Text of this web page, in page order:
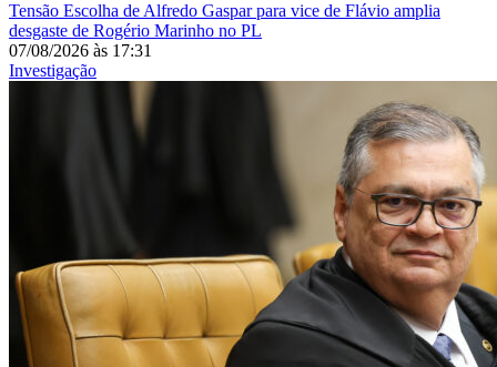
Tensão Escolha de Alfredo Gaspar para vice de Flávio amplia
desgaste de Rogério Marinho no PL
07/08/2026 às 17:31
Investigação